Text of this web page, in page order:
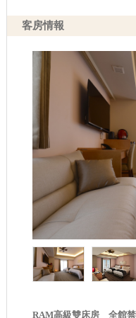
客房情報
RAM高級雙床房 全館